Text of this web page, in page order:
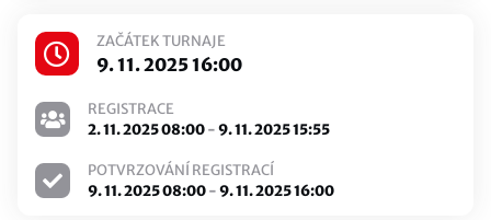
ZAČÁTEK TURNAJE
9. 11. 2025 16:00
REGISTRACE
2. 11. 2025 08:00-9. 11. 2025 15:55
POTVRZOVÁNÍ REGISTRACÍ
9. 11. 2025 08:00-9. 11. 2025 16:00